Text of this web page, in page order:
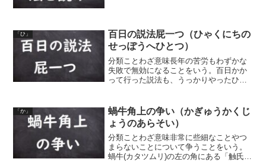
「ひ」
百日の説法屁一つ（ひゃくにちの
せっぽうへひとつ）
分類ことわざ意味長年の苦労もわずかな
失敗で無効になることをいう。百日かか
って行った説法も、うっかりやったひと
じりで駄目になるものだということ。
「か」
蝸牛角上の争い（かぎゅうかくじ
ょうのあらそい）
分類ことわざ意味非常に些細なことやつ
まらないことについて争うことをいう。
蝸牛(カタツムリ)の左の角にある「触氏」